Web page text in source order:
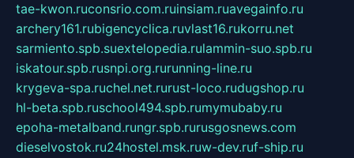
tae-kwon.ruconsrio.com.ruinsiam.ruavegainfo.ru
archery161.rubigencyclica.ruvlast16.rukorru.net
sarmiento.spb.suextelopedia.rulammin-suo.spb.ru
iskatour.spb.rusnpi.org.rurunning-line.ru
krygeva-spa.ruchel.net.rurust-loco.rudugshop.ru
hl-beta.spb.ruschool494.spb.rumymubaby.ru
epoha-metalband.rungr.spb.rurusgosnews.com
dieselvostok.ru24hostel.msk.ruw-dev.ruf-ship.ru